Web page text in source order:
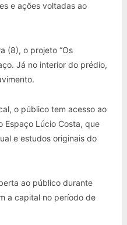
e ações voltadas ao
(8), o projeto “Os
Já no interior do prédio,
o público tem acesso ao
Espaço Lúcio Costa, que
e estudos originais do
ao público durante
a capital no período de